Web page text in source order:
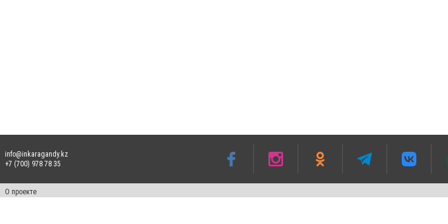
info@inkaragandy.kz
+7 (700) 978 78 35
О проекте